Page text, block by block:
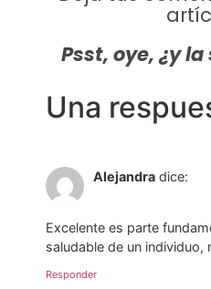
Psst, oye, ¿y
Una
Alejandra dice:
Excelente es parte
saludable de un individuo,
Responder